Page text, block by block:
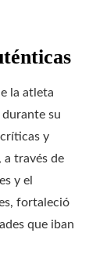
la atleta
durante su
y
a través de
y el
fortaleció
que iban